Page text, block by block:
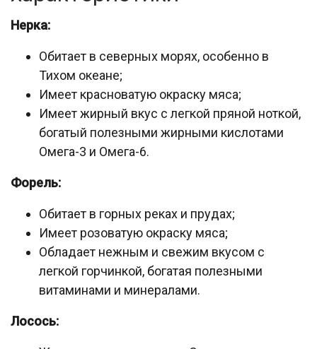
Нерка:
Обитает в северных морях, особенно в
Тихом океане;
Имеет красноватую окраску мяса;
Имеет жирный вкус с легкой пряной ноткой,
богатый полезными жирными кислотами
Омега-3 и Омега-6.
Форель:
Обитает в горных реках и прудах;
Имеет розоватую окраску мяса;
Обладает нежным и свежим вкусом с
легкой горчинкой, богатая полезными
витаминами и минералами.
Лосось: